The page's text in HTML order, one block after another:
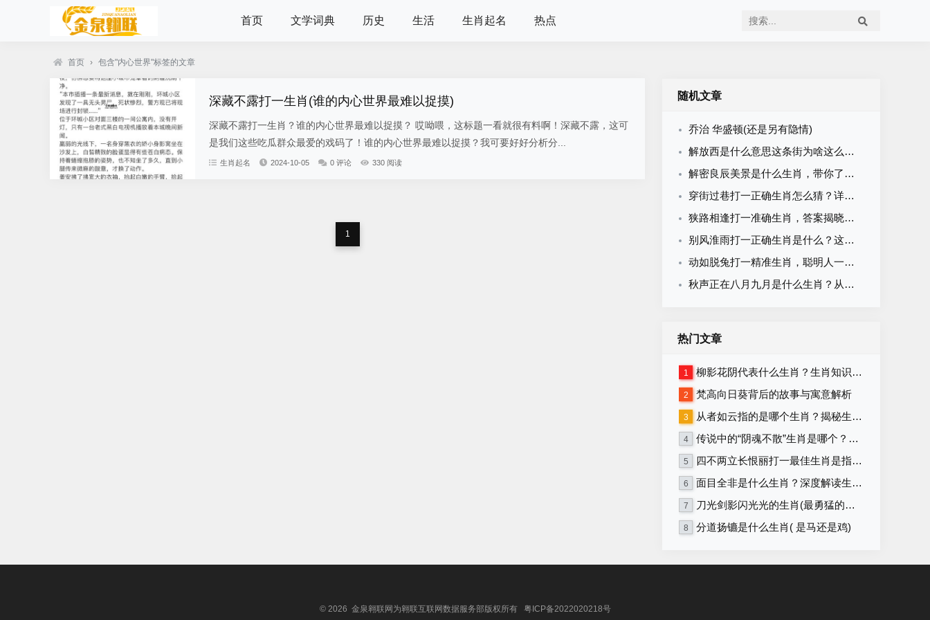
首页 文学词典 历史 生活 生肖起名 热点
首页 › 包含"内心世界"标签的文章
深藏不露打一生肖(谁的内心世界最难以捉摸)
深藏不露打一生肖？谁的内心世界最难以捉摸？ 哎呦喂，这标题一看就很有料啊！深藏不露，这可
是我们这些吃瓜群众最爱的戏码了！谁的内心世界最难以捉摸？我可要好好分析分...
生肖起名 2024-10-05 0 评论 330 阅读
1
随机文章
乔治 华盛顿(还是另有隐情)
解放西是什么意思这条街为啥这么热闹火爆
解密良辰美景是什么生肖，带你了解背后的含义！
穿街过巷打一正确生肖怎么猜？详细解析让你瞬间明白！
狭路相逢打一准确生肖，答案揭晓，你猜对了吗？
别风淮雨打一正确生肖是什么？这个谜底真的太绝了！
动如脱兔打一精准生肖，聪明人一眼就能猜出来！
秋声正在八月九月是什么生肖？从时令季节看最可能的生肖！
热门文章
1 柳影花阴代表什么生肖？生肖知识大揭秘！
2 梵高向日葵背后的故事与寓意解析
3 从者如云指的是哪个生肖？揭秘生肖背后的含义
4 传说中的“阴魂不散”生肖是哪个？详解生肖与“阴魂不散”的关联
5 四不两立长恨丽打一最佳生肖是指什么生肖，重点解释落实
6 面目全非是什么生肖？深度解读生肖性格与命运！
7 刀光剑影闪光光的生肖(最勇猛的生肖)
8 分道扬镳是什么生肖( 是马还是鸡)
© 2026 金泉翱联网为翱联互联网数据服务部版权所有 粤ICP备2022020218号